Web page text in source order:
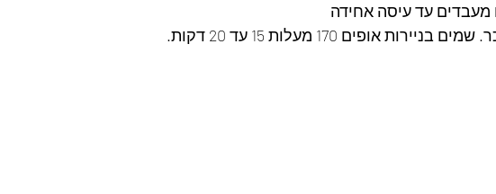
מעבדים עד עיסה אחידה
אופים 170 מעלות 15 עד 20 דקות.